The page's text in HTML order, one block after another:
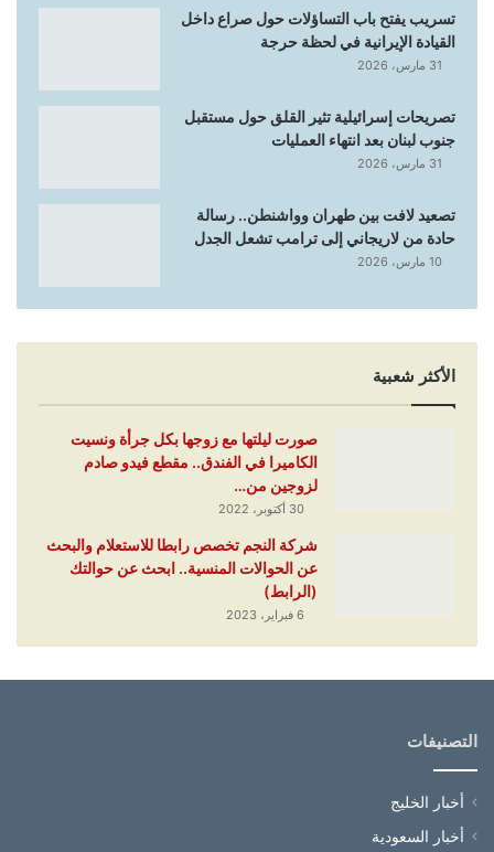
تسريب يفتح باب التساؤلات حول صراع داخل
القيادة الإيرانية في لحظة حرجة
31 مارس، 2026
تصريحات إسرائيلية تثير القلق حول مستقبل
جنوب لبنان بعد انتهاء العمليات
31 مارس، 2026
تصعيد لافت بين طهران وواشنطن.. رسالة
حادة من لاريجاني إلى ترامب تشعل الجدل
10 مارس، 2026
الأكثر شعبية
صورت ليلتها مع زوجها بكل جرأة ونسيت
الكاميرا في الفندق.. مقطع فيدو صادم
لزوجين من…
30 أكتوبر، 2022
شركة النجم تخصص رابطا للاستعلام والبحث
عن الحوالات المنسية.. ابحث عن حوالتك
(الرابط)
6 فبراير، 2023
التصنيفات
أخبار الخليج
أخبار السعودية